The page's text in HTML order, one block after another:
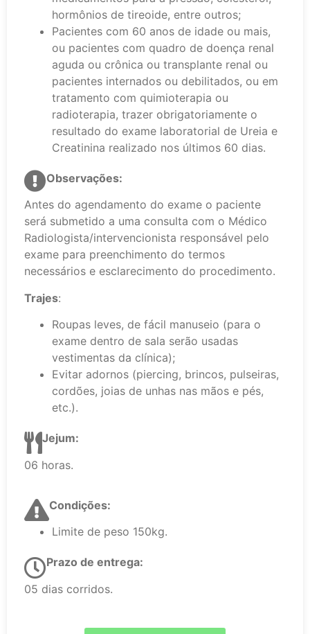
hormônios de tireoide, entre outros;
Pacientes com 60 anos de idade ou mais,
ou pacientes com quadro de doença renal
aguda ou crônica ou transplante renal ou
pacientes internados ou debilitados, ou em
tratamento com quimioterapia ou
radioterapia, trazer obrigatoriamente o
resultado do exame laboratorial de Ureia e
Creatinina realizado nos últimos 60 dias.
Observações:
Antes do agendamento do exame o paciente
será submetido a uma consulta com o Médico
Radiologista/intervencionista responsável pelo
exame para preenchimento do termos
necessários e esclarecimento do procedimento.
Trajes:
Roupas leves, de fácil manuseio (para o
exame dentro de sala serão usadas
vestimentas da clínica);
Evitar adornos (piercing, brincos, pulseiras,
cordões, joias de unhas nas mãos e pés,
etc.).
Jejum:
06 horas.
Condições:
Limite de peso 150kg.
Prazo de entrega:
05 dias corridos.